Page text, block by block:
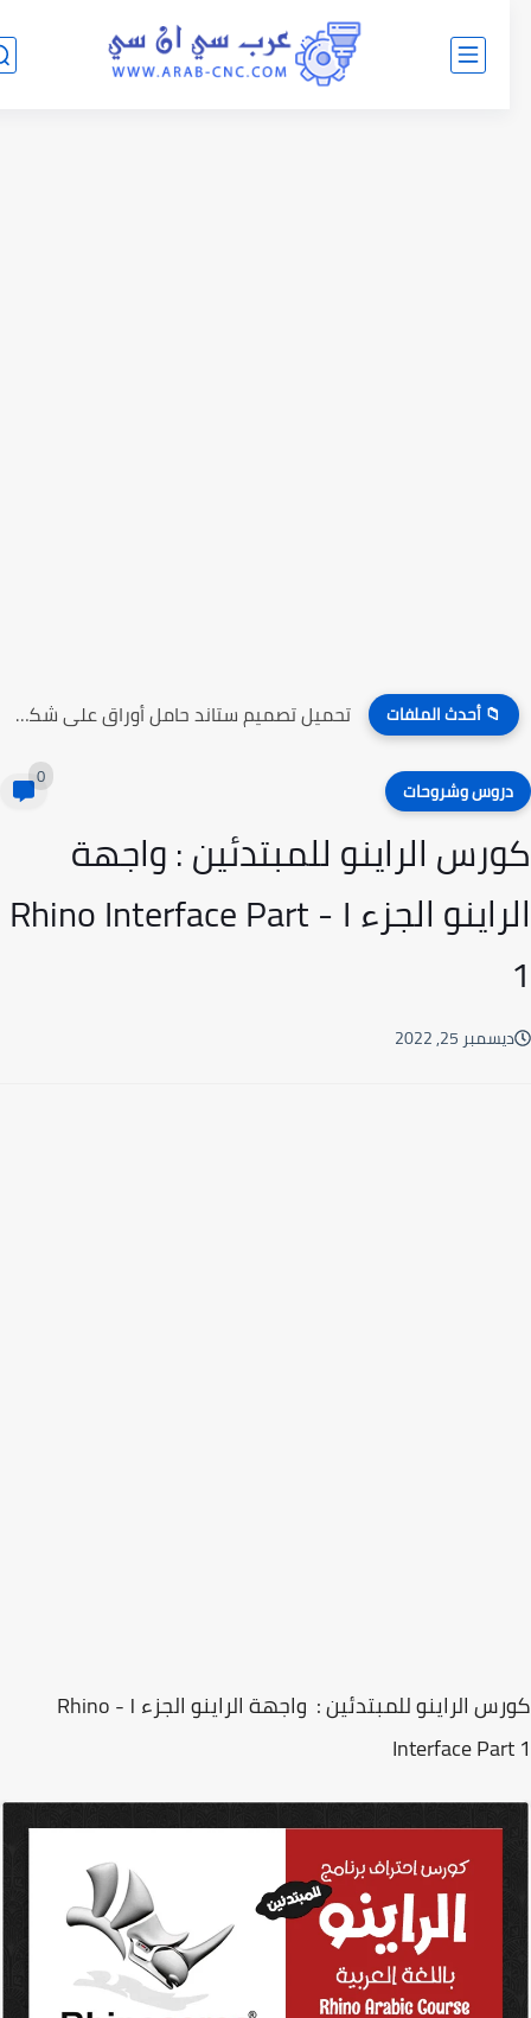
📁 أحدث الملفات تحميل تصميم ستاند حامل أوراق على شكل راقصين الباليه
وشروحات
الراينو للمبتدئين : واجهة
الراينو الجزء ١ - Rhino Interface Part
25, 2022
كورس الراينو للمبتدئين : واجهة الراينو الجزء ١ - Rhino
Interface